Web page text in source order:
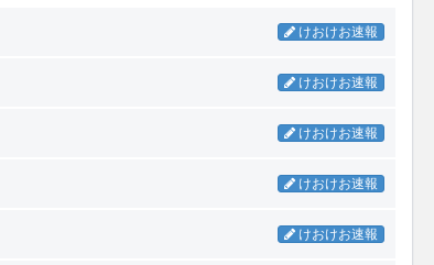
けおけお速報
けおけお速報
けおけお速報
けおけお速報
けおけお速報